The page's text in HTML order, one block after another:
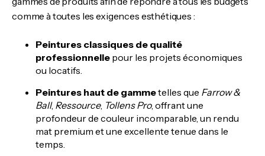
comme à toutes les exigences esthétiques :
Peintures classiques de qualité
professionnelle pour les projets économiques
ou locatifs.
Peintures haut de gammetelles que Farrow &
Ball, Ressource, Tollens Pro, offrant une
profondeur de couleur incomparable, un rendu
mat premium et une excellente tenue dans le
temps.